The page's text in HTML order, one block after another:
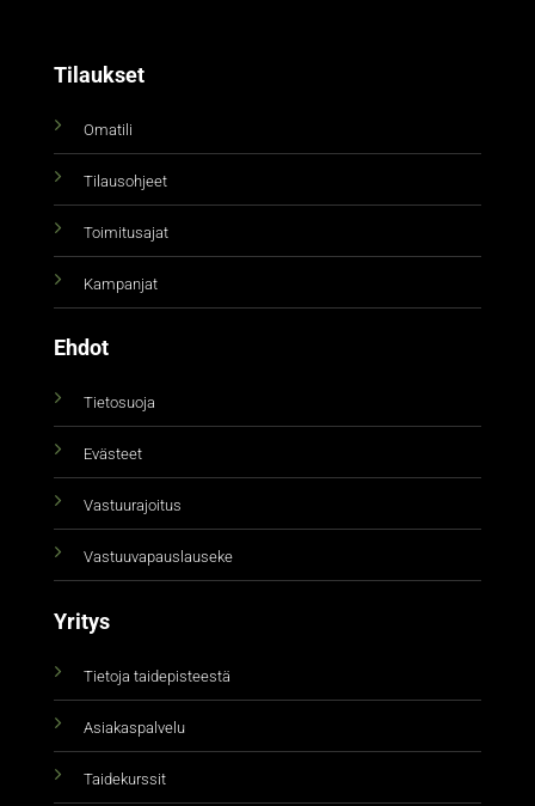
Tilaukset
Omatili
Tilausohjeet
Toimitusajat
Kampanjat
Ehdot
Tietosuoja
Evästeet
Vastuurajoitus
Vastuuvapauslauseke
Yritys
Tietoja taidepisteestä
Asiakaspalvelu
Taidekurssit